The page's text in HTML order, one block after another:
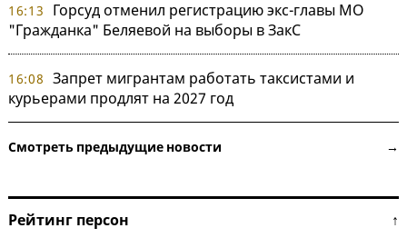
16:13
Горсуд отменил регистрацию экс-главы МО
"Гражданка" Беляевой на выборы в ЗакС
16:08 Запрет мигрантам работать таксистами и
курьерами продлят на 2027 год
Смотреть предыдущие новости →
Рейтинг персон ↑